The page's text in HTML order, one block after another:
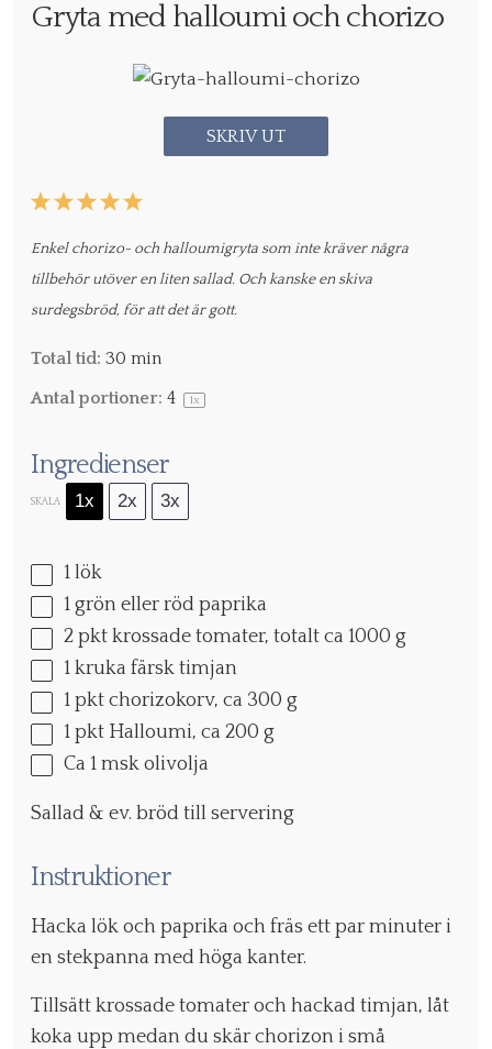
Gryta med halloumi och chorizo
SKRIV UT
5
4
3
2
1
Enkel chorizo- och halloumigryta som inte kräver några
tillbehör utöver en liten sallad. Och kanske en skiva
surdegsbröd, för att det är gott.
Total tid: 30 min
Antal portioner: 4 1x
Ingredienser
SKALA 1x 2x 3x
1 lök
1 grön eller röd paprika
2 pkt krossade tomater, totalt ca 1000 g
1 kruka färsk timjan
1 pkt chorizokorv, ca 300 g
1 pkt Halloumi, ca 200 g
Ca 1 msk olivolja
Sallad & ev. bröd till servering
Instruktioner
Hacka lök och paprika och fräs ett par minuter i
en stekpanna med höga kanter.
Tillsätt krossade tomater och hackad timjan, låt
koka upp medan du skär chorizon i små